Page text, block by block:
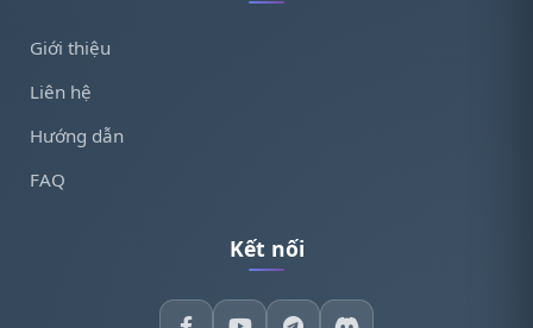
Giới thiệu
Liên hệ
Hướng dẫn
FAQ
Kết nối